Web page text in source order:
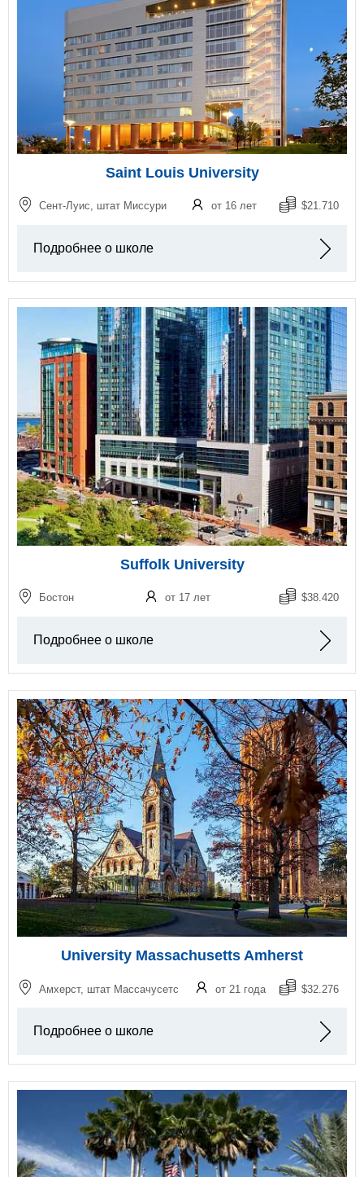
Saint Louis University
Сент-Луис, штат Миссури от 16 лет $21.710
Подробнее о школе
Suffolk University
Бостон от 17 лет $38.420
Подробнее о школе
University Massachusetts Amherst
Амхерст, штат Массачусетс от 21 года $32.276
Подробнее о школе